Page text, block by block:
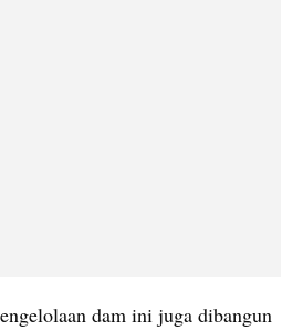
dam ini juga dibangun